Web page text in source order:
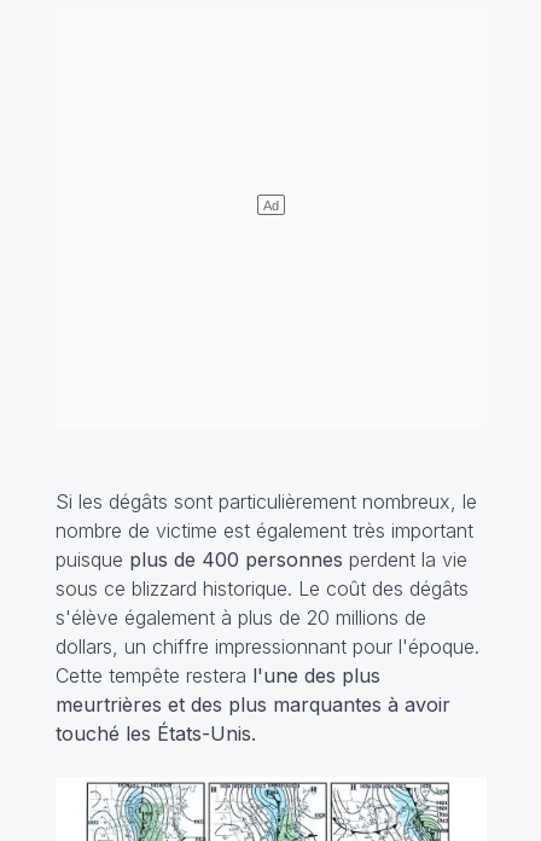
Si les dégâts sont particulièrement nombreux, le
nombre de victime est également très important
puisque plus de 400 personnes perdent la vie
sous ce blizzard historique. Le coût des dégâts
s'élève également à plus de 20 millions de
dollars, un chiffre impressionnant pour l'époque.
Cette tempête restera l'une des plus
meurtrières et des plus marquantes à avoir
touché les États-Unis.